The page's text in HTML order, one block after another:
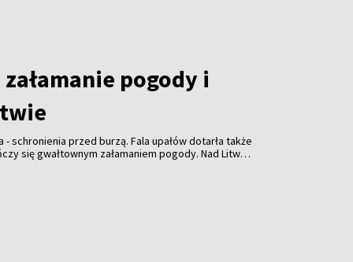
pogody i
- schronienia przed burzą. Fala upałów dotarła także
się gwałtownym załamaniem pogody. Nad Litwą